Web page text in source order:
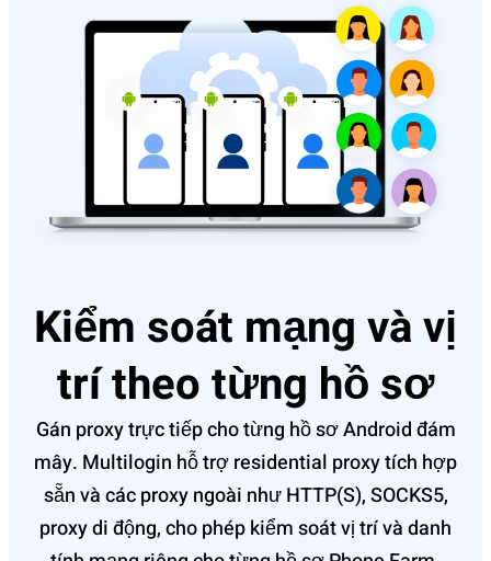
Kiểm soát mạng và vị
trí theo từng hồ sơ
Gán proxy trực tiếp cho từng hồ sơ Android đám
mây. Multilogin hỗ trợ residential proxy tích hợp
sẵn và các proxy ngoài như HTTP(S), SOCKS5,
proxy di động, cho phép kiểm soát vị trí và danh